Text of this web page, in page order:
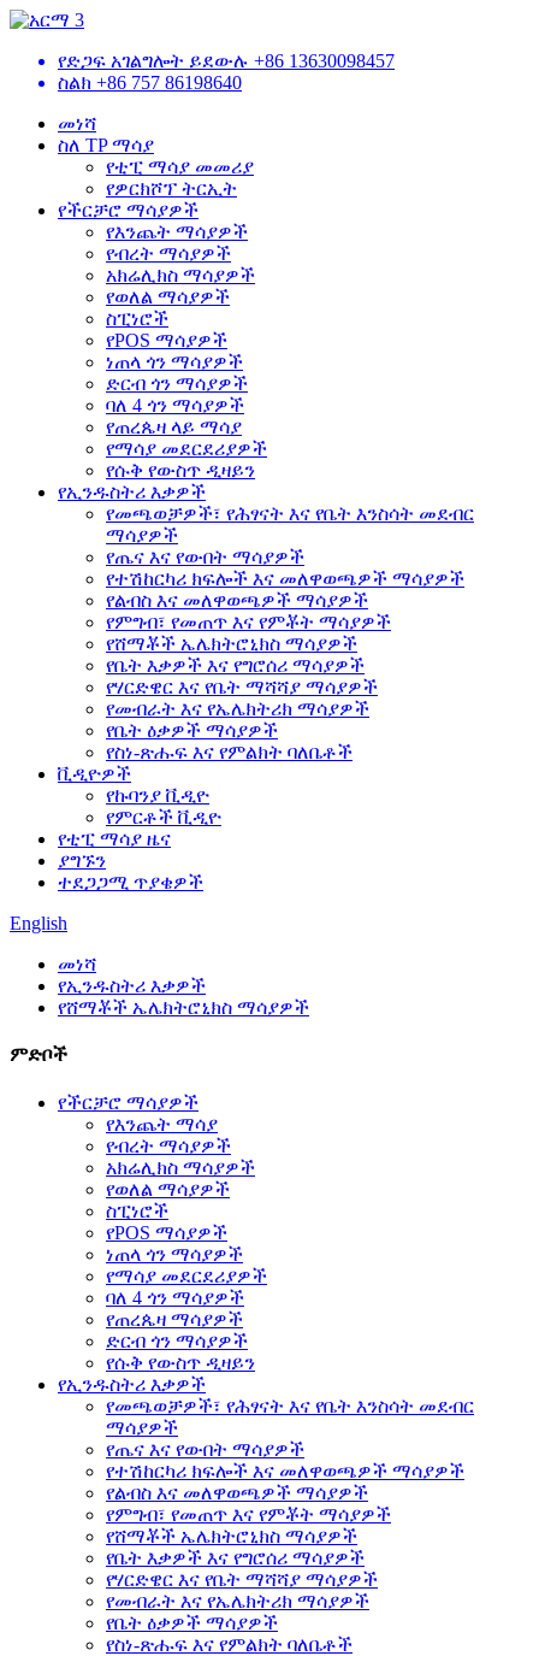
የድጋፍ አገልግሎት ይደውሉ +86 13630098457
ስልክ +86 757 86198640
መነሻ
ስለ TP ማሳያ
የቲፒ ማሳያ መመሪያ
የዎርክሾፕ ትርኢት
የችርቻሮ ማሳያዎች
የእንጨት ማሳያዎች
የብረት ማሳያዎች
አክሬሊክስ ማሳያዎች
የወለል ማሳያዎች
ስፒነሮች
የPOS ማሳያዎች
ነጠላ ጎን ማሳያዎች
ድርብ ጎን ማሳያዎች
ባለ 4 ጎን ማሳያዎች
የጠረጴዛ ላይ ማሳያ
የማሳያ መደርደሪያዎች
የሱቅ የውስጥ ዲዛይን
የኢንዱስትሪ እቃዎች
የመጫወቻዎች፣ የሕፃናት እና የቤት እንስሳት መደብር
ማሳያዎች
የጤና እና የውበት ማሳያዎች
የተሽከርካሪ ክፍሎች እና መለዋወጫዎች ማሳያዎች
የልብስ እና መለዋወጫዎች ማሳያዎች
የምግብ፣ የመጠጥ እና የምቾት ማሳያዎች
የሸማቾች ኤሌክትሮኒክስ ማሳያዎች
የቤት እቃዎች እና የግሮሰሪ ማሳያዎች
የሃርድዌር እና የቤት ማሻሻያ ማሳያዎች
የመብራት እና የኤሌክትሪክ ማሳያዎች
የቤት ዕቃዎች ማሳያዎች
የስነ-ጽሑፍ እና የምልክት ባለቤቶች
ቪዲዮዎች
የኩባንያ ቪዲዮ
የምርቶች ቪዲዮ
የቲፒ ማሳያ ዜና
ያግኙን
ተደጋጋሚ ጥያቄዎች
English
መነሻ
የኢንዱስትሪ እቃዎች
የሸማቾች ኤሌክትሮኒክስ ማሳያዎች
ምድቦች
የችርቻሮ ማሳያዎች
የእንጨት ማሳያ
የብረት ማሳያዎች
አክሬሊክስ ማሳያዎች
የወለል ማሳያዎች
ስፒነሮች
የPOS ማሳያዎች
ነጠላ ጎን ማሳያዎች
የማሳያ መደርደሪያዎች
ባለ 4 ጎን ማሳያዎች
የጠረጴዛ ማሳያዎች
ድርብ ጎን ማሳያዎች
የሱቅ የውስጥ ዲዛይን
የኢንዱስትሪ እቃዎች
የመጫወቻዎች፣ የሕፃናት እና የቤት እንስሳት መደብር
ማሳያዎች
የጤና እና የውበት ማሳያዎች
የተሽከርካሪ ክፍሎች እና መለዋወጫዎች ማሳያዎች
የልብስ እና መለዋወጫዎች ማሳያዎች
የምግብ፣ የመጠጥ እና የምቾት ማሳያዎች
የሸማቾች ኤሌክትሮኒክስ ማሳያዎች
የቤት እቃዎች እና የግሮሰሪ ማሳያዎች
የሃርድዌር እና የቤት ማሻሻያ ማሳያዎች
የመብራት እና የኤሌክትሪክ ማሳያዎች
የቤት ዕቃዎች ማሳያዎች
የስነ-ጽሑፍ እና የምልክት ባለቤቶች